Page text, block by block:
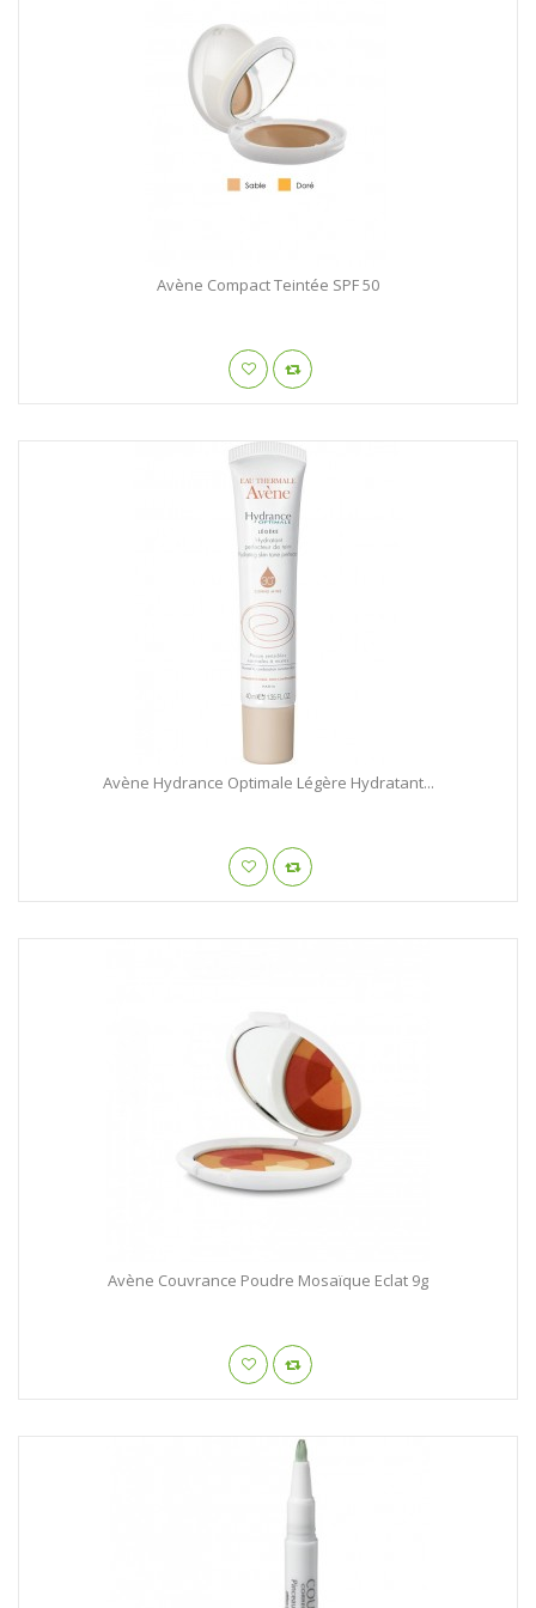
Avène Compact Teintée SPF 50
Avène Hydrance Optimale Légère Hydratant...
Avène Couvrance Poudre Mosaïque Eclat 9g